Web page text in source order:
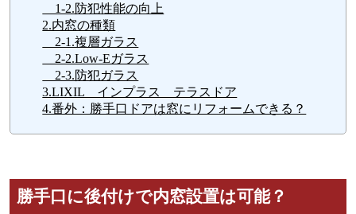
1-2.防犯性能の向上
2.内窓の種類
2-1.複層ガラス
2-2.Low-Eガラス
2-3.防犯ガラス
3.LIXIL インプラス テラスドア
4.番外：勝手口ドアは窓にリフォームできる？
勝手口に後付けで内窓設置は可能？